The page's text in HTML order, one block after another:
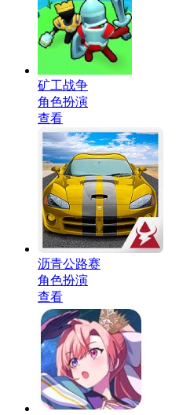
矿工战争
角色扮演
查看
沥青公路赛
角色扮演
查看